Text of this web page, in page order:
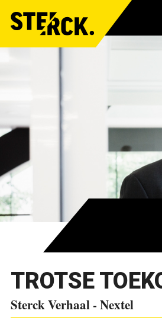
TROTSE
Sterck Verhaal - Nextel